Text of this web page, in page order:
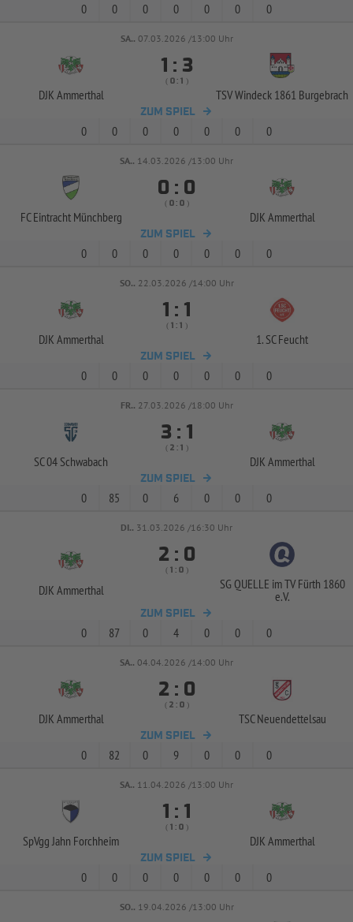
0 0 0 0 0 0 0
SA.. 07.03.2026 /13:00 Uhr
DJK Ammerthal
 : 
( :  )
TSV Windeck 1861 Burgebrach
ZUM SPIEL
0 0 0 0 0 0 0
SA.. 14.03.2026 /13:00 Uhr
FC Eintracht Münchberg
 : 
( :  )
DJK Ammerthal
ZUM SPIEL
0 0 0 0 0 0 0
SO.. 22.03.2026 /14:00 Uhr
DJK Ammerthal
 : 
(  :  )
1. SC Feucht
ZUM SPIEL
0 0 0 0 0 0 0
FR.. 27.03.2026 /18:00 Uhr
SC 04 Schwabach
 : 
(  :  )
DJK Ammerthal
ZUM SPIEL
0 85 0 6 0 0 0
DI.. 31.03.2026 /16:30 Uhr
DJK Ammerthal
 : 
(  :  )
SG QUELLE im TV Fürth 1860
e.V.
ZUM SPIEL
0 87 0 4 0 0 0
SA.. 04.04.2026 /14:00 Uhr
DJK Ammerthal
 : 
(  :  )
TSC Neuendettelsau
ZUM SPIEL
0 82 0 9 0 0 0
SA.. 11.04.2026 /13:00 Uhr
SpVgg Jahn Forchheim
 : 
(  :  )
DJK Ammerthal
ZUM SPIEL
0 0 0 0 0 0 0
SO.. 19.04.2026 /13:00 Uhr